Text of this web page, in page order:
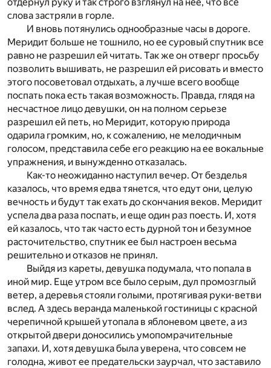
слова застряли в горле.
И вновь потянулись однообразные часы в дороге.
Меридит больше не тошнило, но ее суровый спутник все
равно не разрешил ей читать. Так же он отверг просьбу
позволить вышивать, не разрешил ей рисовать и вместо
этого посоветовал отдыхать, а лучше всего вообще
поспать пока есть такая возможность. Правда, глядя на
несчастное лицо девушки, он на полном серьезе
разрешил ей петь, но Меридит, которую природа
одарила громким, но, к сожалению, не мелодичным
голосом, представила себе его реакцию на ее вокальные
упражнения, и вынужденно отказалась.
Как-то неожиданно наступил вечер. От безделья
казалось, что время едва тянется, что едут они, целую
вечность и будут так ехать до скончания веков. Меридит
успела два раза поспать, и еще один раз поесть. И, хотя
ей казалось, что так часто есть дурной тон и безумное
расточительство, спутник ее был настроен весьма
решительно и отказов не принял.
Выйдя из кареты, девушка подумала, что попала в
иной мир. Еще утром все было серым, дул промозглый
ветер, а деревья стояли голыми, протягивая руки-ветви
вслед. А здесь веранда маленькой гостиницы с красной
черепичной крышей утопала в яблоневом цвете, а из
открытой двери доносились умопомрачительные
запахи. И, хотя девушка была уверена, что совсем не
голодна, живот ее предательски заурчал, что заставило